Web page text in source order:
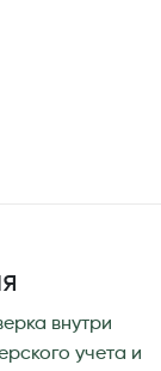
внутри
учета и